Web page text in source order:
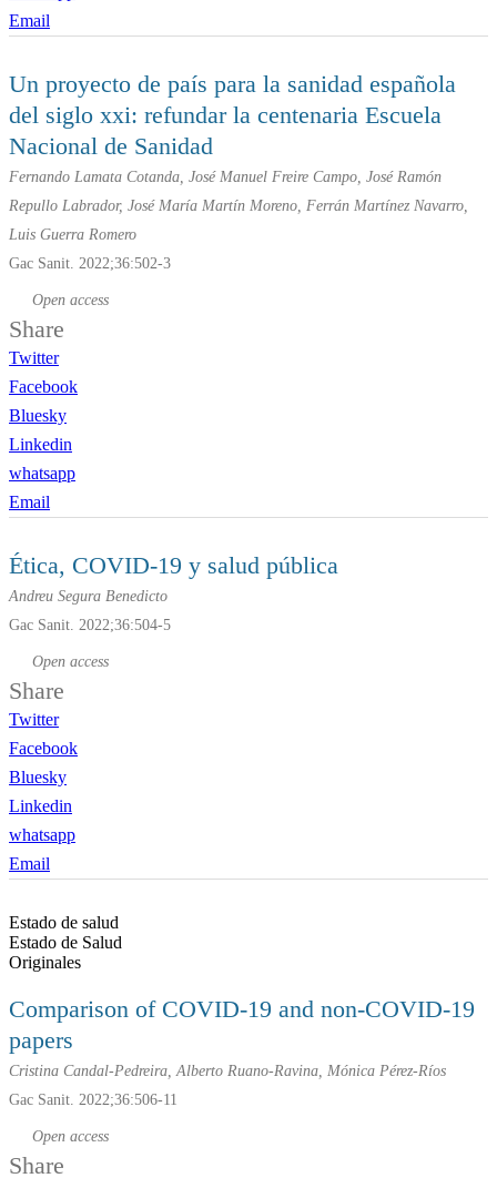
Email
Un proyecto de país para la sanidad española
del siglo xxi: refundar la centenaria Escuela
Nacional de Sanidad
Fernando Lamata Cotanda, José Manuel Freire Campo, José Ramón
Repullo Labrador, José María Martín Moreno, Ferrán Martínez Navarro,
Luis Guerra Romero
Gac Sanit. 2022;36:502-3
Open access
Share
Twitter
Facebook
Bluesky
Linkedin
whatsapp
Email
Ética, COVID-19 y salud pública
Andreu Segura Benedicto
Gac Sanit. 2022;36:504-5
Open access
Share
Twitter
Facebook
Bluesky
Linkedin
whatsapp
Email
Estado de salud
Estado de Salud
Originales
Comparison of COVID-19 and non-COVID-19
papers
Cristina Candal-Pedreira, Alberto Ruano-Ravina, Mónica Pérez-Ríos
Gac Sanit. 2022;36:506-11
Open access
Share